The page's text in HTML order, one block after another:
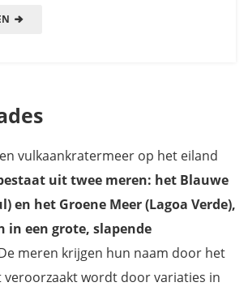
vulkaankratermeer op het eiland
uit twee meren: het Blauwe
en het Groene Meer (Lagoa Verde),
in een grote, slapende
meren krijgen hun naam door het
veroorzaakt wordt door variaties in